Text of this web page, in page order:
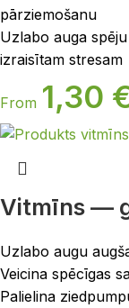
pārziemošanu
Uzlabo auga
izraisītam stresam
From 1,30
Vitmīns —
Uzlabo augu
Veicina spēcīgas
Palielina